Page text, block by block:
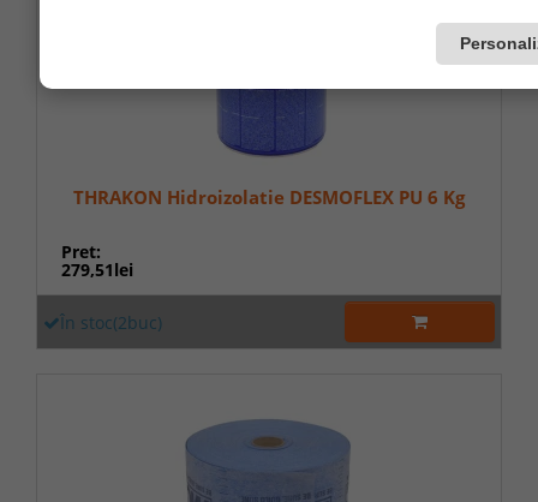
THRAKON Hidroizolatie DESMOFLEX PU 6 Kg
Pret:
279,51lei
În stoc(2buc)